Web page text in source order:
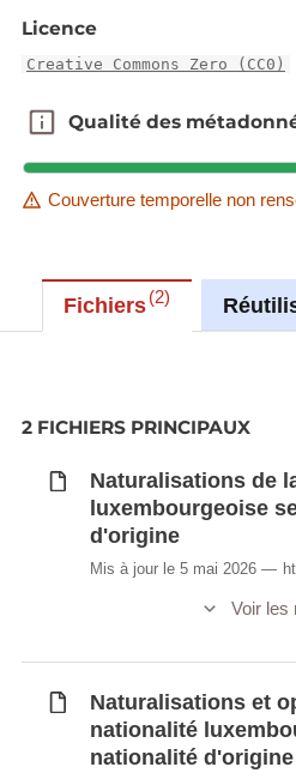
Licence
Creative Commons Zero (CC0)
Qualité des métadonnées
Qualité des
Couverture temporelle non
Fichiers 2
2 FICHIERS PRINCIPAUX
Naturalisations de
luxembourgeoise
d'origine
Mis à jour le 5 mai 2026
Voir les
Naturalisations et
nationalité
nationalité d'origine